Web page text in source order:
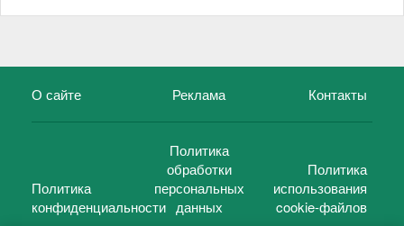
О сайте Реклама Контакты
Политика
конфиденциальности
Политика
обработки
персональных
данных
Политика
использования
cookie-файлов